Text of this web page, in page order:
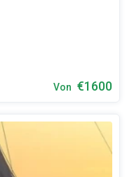
Von €1600